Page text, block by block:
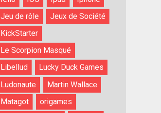
Jeu de rôle
Jeux de Société
KickStarter
Le Scorpion Masqué
Libellud
Lucky Duck Games
Ludonaute
Martin Wallace
Matagot
origames